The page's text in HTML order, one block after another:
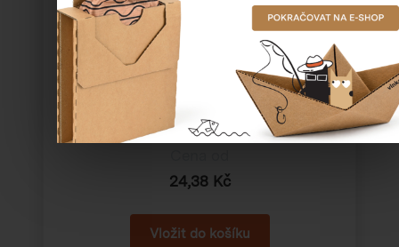
Katalogové číslo: 43090
24,38 Kč